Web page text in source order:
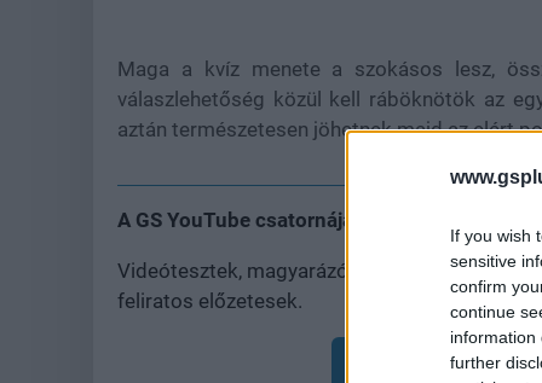
If you wish
sensitive
confirm
continue
information
further
Maga a kvíz menete a szokásos lesz,
válaszlehetőség közül kell ráböknötök az
aztán természetesen jöhetnek majd az elért
A GS YouTube csatornája csak rád vár!
Videótesztek, magyarázók, érdekességek,
feliratos előzetesek.
Feliratkozom